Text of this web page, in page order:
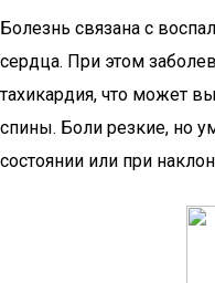
Болезнь связана с
сердца. При этом
тахикардия, что может
спины. Боли резкие, но
состоянии или при